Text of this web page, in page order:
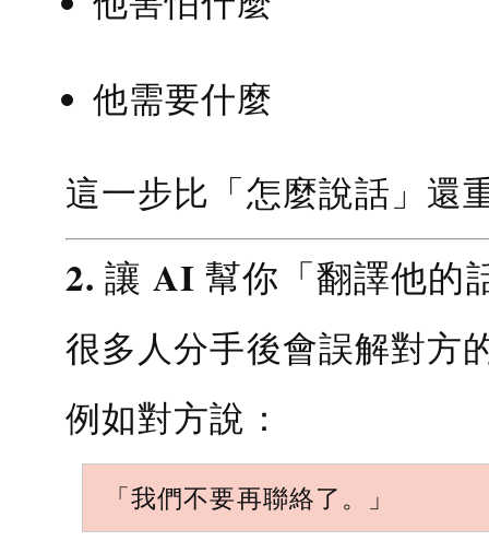
他需要什麼
這一步比「怎麼說話」還
2. 讓 AI 幫你「翻譯他的
很多人分手後會誤解對方
例如對方說：
「我們不要再聯絡了。」